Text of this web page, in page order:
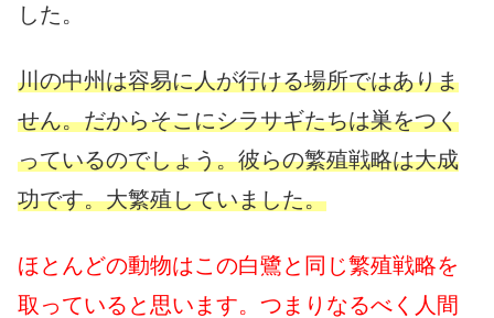
した。
川の中州は容易に人が行ける場所ではありま
せん。だからそこにシラサギたちは巣をつく
っているのでしょう。彼らの繁殖戦略は大成
功です。大繁殖していました。
ほとんどの動物はこの白鷺と同じ繁殖戦略を
取っていると思います。つまりなるべく人間